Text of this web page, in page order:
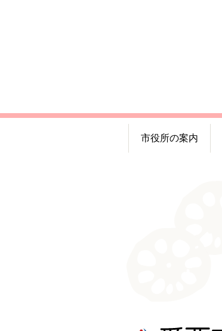
市役所の案内